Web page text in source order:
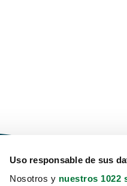
Uso responsable de sus
Nosotros y nuestros 1022